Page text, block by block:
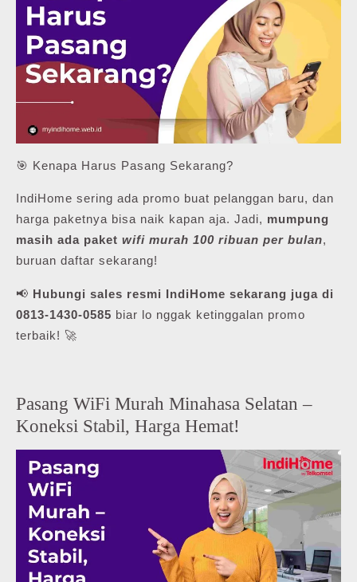
🎯 Kenapa Harus Pasang Sekarang?
IndiHome sering ada promo buat pelanggan baru, dan
harga paketnya bisa naik kapan aja. Jadi, mumpung
masih ada paket wifi murah 100 ribuan per bulan,
buruan daftar sekarang!
📢 Hubungi sales resmi IndiHome sekarang juga di
0813-1430-0585 biar lo nggak ketinggalan promo
terbaik! 🚀
Pasang WiFi Murah Minahasa Selatan –
Koneksi Stabil, Harga Hemat!